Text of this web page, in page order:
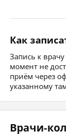
Как
Запись к
момент не
приём через
указанному
Врачи-